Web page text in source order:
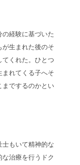
経験に基づいた
生まれた後のそ
くれた。ひとつ
れてくる子へそ
でするのかとい
もいて精神的な
治療を行うドク